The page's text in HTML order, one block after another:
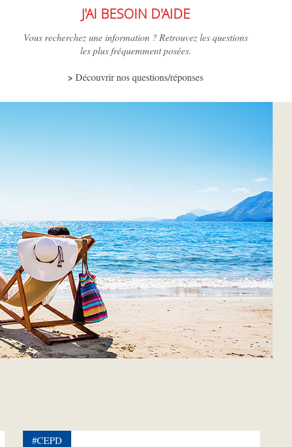
J'AI BESOIN D'AIDE
Vous recherchez une information ? Retrouvez les questions
les plus fréquemment posées.
Découvrir nos questions/réponses
#CEPD